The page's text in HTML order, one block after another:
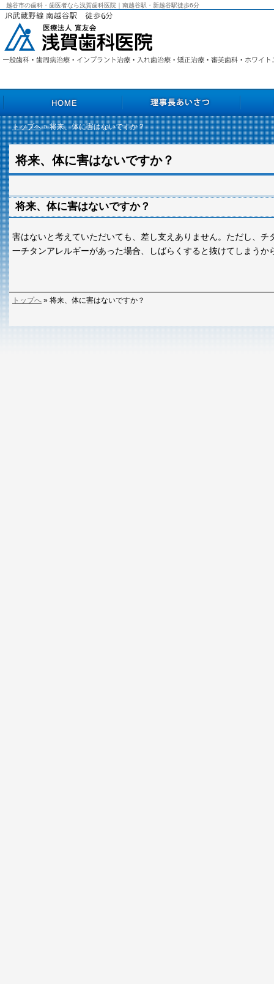
将来、体に害はないですか？
越谷市の歯科・歯医者なら浅賀歯科医院｜南越谷駅・新越谷駅徒歩6分
トップへ» 将来、体に害はないですか？
将来、体に害はないですか？
害はないと考えていただいても、差し支えありません。ただし、
一チタンアレルギーがあった場合、しばらくすると抜けてしまうか
トップへ » 将来、体に害はないですか？
HOME